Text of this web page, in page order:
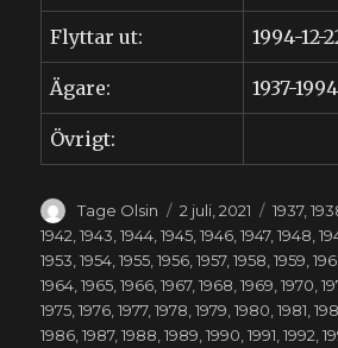
Flyttar ut: 1994-12-
Ägare: 1937-1994
Övrigt:
Författare
Tage Olsin
Publicerat
den
2 juli, 2021 1937,
1942,1943,1944,1945,1946,1947,1948,
1953,1954,1955,1956,1957,1958,1959,
1964,1965,1966,1967,1968,1969,1970,
1975,1976,1977,1978,1979,1980,1981,
1986,1987,1988,1989,1990,1991,1992,